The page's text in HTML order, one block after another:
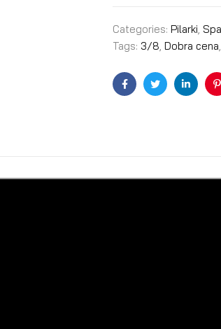
Categories: Pilarki,
Tags: 3/8, Dobra cena,
FacebookTwitter